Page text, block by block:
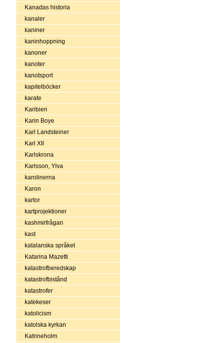
Kanadas historia
kanaler
kaniner
kaninhoppning
kanoner
kanoter
kanotsport
kapitelböcker
karate
Karibien
Karin Boye
Karl Landsteiner
Karl XII
Karlskrona
Karlsson, Ylva
karolinerna
Karon
kartor
kartprojektioner
kashmirfrågan
kast
katalanska språket
Katarina Mazetti
katastrofberedskap
katastrofbistånd
katastrofer
katekeser
katolicism
katolska kyrkan
Katrineholm